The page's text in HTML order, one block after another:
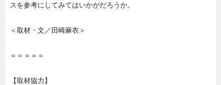
スを参考にしてみてはいかがだろうか。
＜取材・文／田崎麻衣＞
＝＝＝＝＝
【取材協力】